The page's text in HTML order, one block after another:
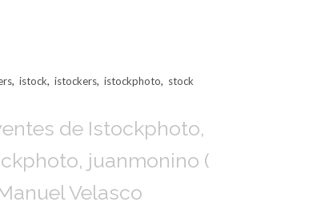
, istock, istockers, istockphoto, stock
de Istockphoto,
juanmonino (
Velasco